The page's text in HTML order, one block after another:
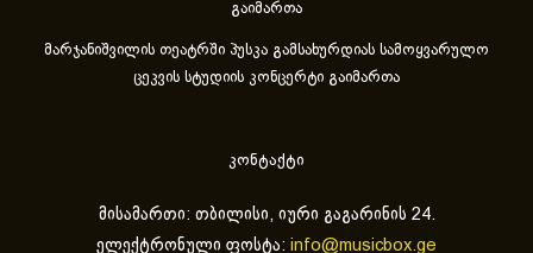
გაიმართა
მარჯანიშვილის თეატრში პუსკა გამსახურდიას სამოყვარულო
ცეკვის სტუდიის კონცერტი გაიმართა
კონტაქტი
მისამართი: თბილისი, იური გაგარინის 24.
ელექტრონული ფოსტა: info@musicbox.ge